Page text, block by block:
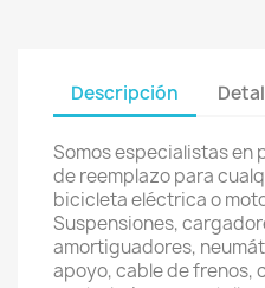
Descripción
Somos especialistas en
de reemplazo para
bicicleta eléctrica o
Suspensiones,
amortiguadores,
apoyo, cable de frenos,